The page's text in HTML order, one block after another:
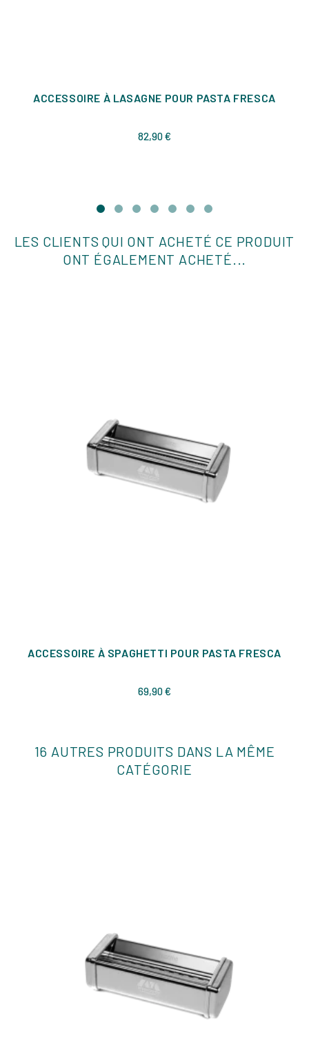
ACCESSOIRE À LASAGNE POUR PASTA FRESCA
82,90 €
LES CLIENTS QUI ONT ACHETÉ CE PRODUIT
ONT ÉGALEMENT ACHETÉ...
ACCESSOIRE À SPAGHETTI POUR PASTA FRESCA
69,90 €
16 AUTRES PRODUITS DANS LA MÊME
CATÉGORIE